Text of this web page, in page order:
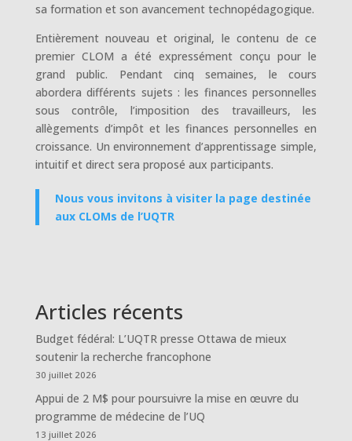
sa formation et son avancement technopédagogique.
Entièrement nouveau et original, le contenu de ce
premier CLOM a été expressément conçu pour le
grand public. Pendant cinq semaines, le cours
abordera différents sujets : les finances personnelles
sous contrôle, l’imposition des travailleurs, les
allègements d’impôt et les finances personnelles en
croissance. Un environnement d’apprentissage simple,
intuitif et direct sera proposé aux participants.
Nous vous invitons à visiter la page destinée
aux CLOMs de l’UQTR
Articles récents
Budget fédéral: L’UQTR presse Ottawa de mieux
soutenir la recherche francophone
30 juillet 2026
Appui de 2 M$ pour poursuivre la mise en œuvre du
programme de médecine de l’UQ
13 juillet 2026